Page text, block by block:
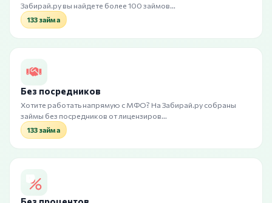
Забирай.ру вы найдете более 100 займов…
133 займа
Без посредников
Хотите работать напрямую с МФО? На Забирай.ру собраны
займы без посредников от лицензиров…
133 займа